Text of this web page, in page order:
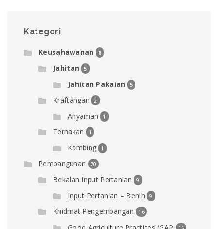
Kategori
Keusahawanan 8
Jahitan 5
Jahitan Pakaian 5
Kraftangan 2
Anyaman 1
Ternakan 1
Kambing 1
Pembangunan 70
Bekalan Input Pertanian 9
Input Pertanian – Benih 9
Khidmat Pengembangan 16